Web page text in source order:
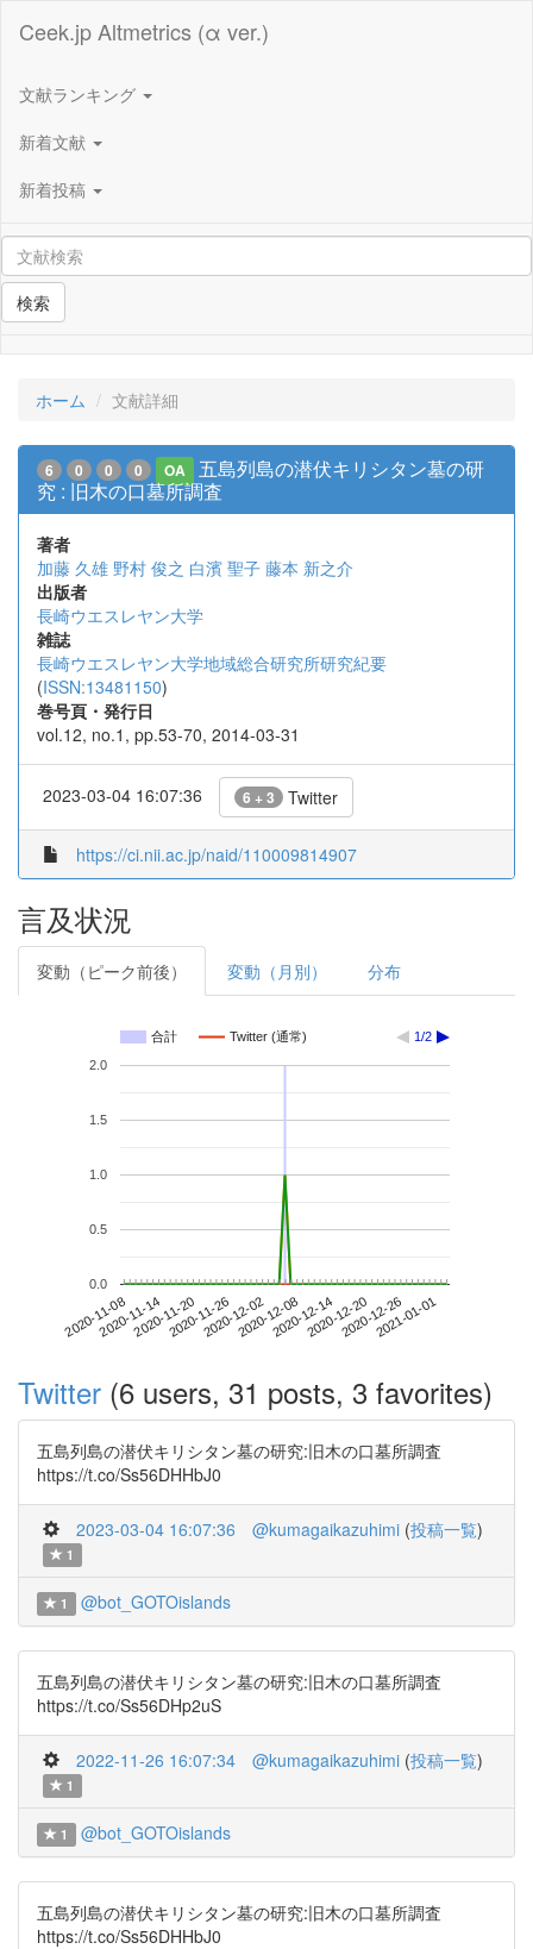
Ceek.jp Altmetrics (α ver.)
文献ランキング
新着文献
新着投稿
検索
ホーム 文献詳細
6 0 0 0 OA
五島列島の潜伏キリシタン墓の研
究 : 旧木の口墓所調査
著者
加藤 久雄 野村 俊之 白濱 聖子 藤本 新之介
出版者
長崎ウエスレヤン大学
雑誌
長崎ウエスレヤン大学地域総合研究所研究紀要
(ISSN:13481150)
巻号頁・発行日
vol.12, no.1, pp.53-70, 2014-03-31
2023-03-04 16:07:36 6 + 3 Twitter
https://ci.nii.ac.jp/naid/110009814907
言及状況
変動（ピーク前後） 変動（月別） 分布
合計 Twitter (通常) 1/2
2020-11-082020-11-142020-11-202020-11-262020-12-022020-12-082020-12-142020-12-202020-12-262021-01-01
0.0
0.5
1.0
1.5
2.0
Twitter (6 users, 31 posts, 3 favorites)
五島列島の潜伏キリシタン墓の研究:旧木の口墓所調査
https://t.co/Ss56DHHbJ0
2023-03-04 16:07:36 @kumagaikazuhimi (投稿一覧)
1
1 @bot_GOTOislands
五島列島の潜伏キリシタン墓の研究:旧木の口墓所調査
https://t.co/Ss56DHp2uS
2022-11-26 16:07:34 @kumagaikazuhimi (投稿一覧)
1
1 @bot_GOTOislands
五島列島の潜伏キリシタン墓の研究:旧木の口墓所調査
https://t.co/Ss56DHHbJ0